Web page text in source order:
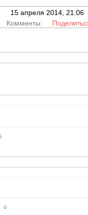
15 апреля 2014, 21:06
Комменты: